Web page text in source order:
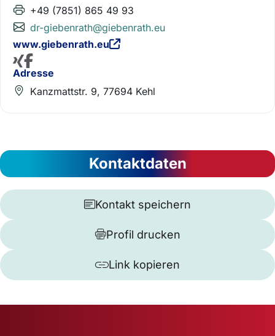
+49 (7851) 865 49 93
dr-giebenrath@giebenrath.eu
www.giebenrath.eu
Adresse
Kanzmattstr. 9, 77694 Kehl
Kontaktdaten
Kontakt speichern
Profil drucken
Link kopieren